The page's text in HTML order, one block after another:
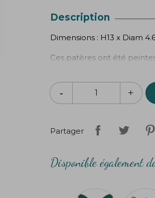
Description
Dimensions : H13 x Diam
Ces patères ont été
Partager
Disponible également